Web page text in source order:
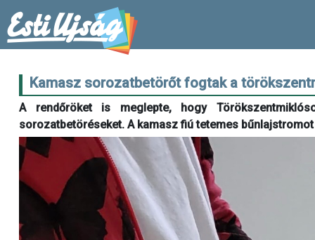
Kamasz sorozatbetörőt fogtak a
A rendőröket is meglepte, hogy
sorozatbetöréseket. A kamasz fiú tetemes